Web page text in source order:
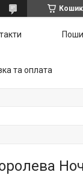
Кошик
та оплата